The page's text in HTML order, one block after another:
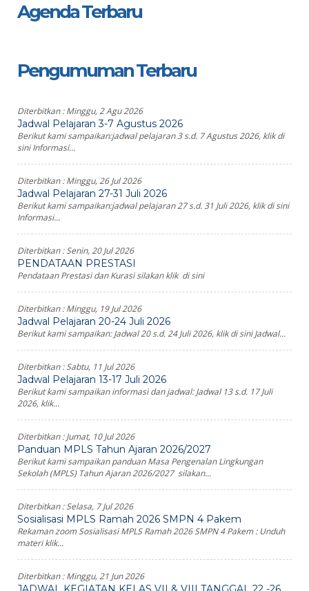
Agenda Terbaru
Pengumuman Terbaru
Diterbitkan :Minggu, 2 Agu 2026
Jadwal Pelajaran 3-7 Agustus 2026
Berikut kami sampaikan:jadwal pelajaran 3 s.d. 7 Agustus 2026, klik di
sini Informasi...
Diterbitkan :Minggu, 26 Jul 2026
Jadwal Pelajaran 27-31 Juli 2026
Berikut kami sampaikan:jadwal pelajaran 27 s.d. 31 Juli 2026, klik di sini
Informasi...
Diterbitkan :Senin, 20 Jul 2026
PENDATAAN PRESTASI
Pendataan Prestasi dan Kurasi silakan klik di sini
Diterbitkan :Minggu, 19 Jul 2026
Jadwal Pelajaran 20-24 Juli 2026
Berikut kami sampaikan: Jadwal 20 s.d. 24 Juli 2026, klik di sini Jadwal...
Diterbitkan :Sabtu, 11 Jul 2026
Jadwal Pelajaran 13-17 Juli 2026
Berikut kami sampaikan informasi dan jadwal: Jadwal 13 s.d. 17 Juli
2026, klik...
Diterbitkan :Jumat, 10 Jul 2026
Panduan MPLS Tahun Ajaran 2026/2027
Berikut kami sampaikan panduan Masa Pengenalan Lingkungan
Sekolah (MPLS) Tahun Ajaran 2026/2027 silakan...
Diterbitkan :Selasa, 7 Jul 2026
Sosialisasi MPLS Ramah 2026 SMPN 4 Pakem
Rekaman zoom Sosialisasi MPLS Ramah 2026 SMPN 4 Pakem : Unduh
materi klik...
Diterbitkan :Minggu, 21 Jun 2026